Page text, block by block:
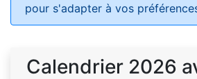
pour s'adapter à vos
Calendrier 2026